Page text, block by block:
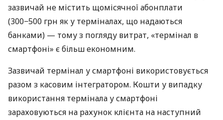
зазвичай не містить щомісячної абонплати
(300−500 грн як у терміналах, що надаються
банками) — тому з погляду витрат, «термінал в
смартфоні» є більш економним.
Зазвичай термінал у смартфоні використовується
разом з касовим інтегратором. Кошти у випадку
використання термінала у смартфоні
зараховуються на рахунок клієнта на наступний